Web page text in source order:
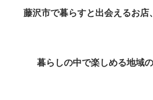
藤沢市で暮らすと出会えるお
暮らしの中で楽しめる地域